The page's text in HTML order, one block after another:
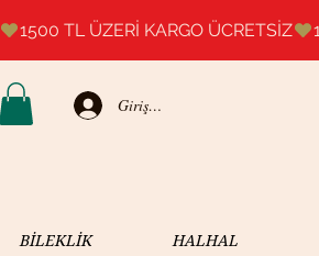
Giriş Yap
BİLEKLİK HALHAL